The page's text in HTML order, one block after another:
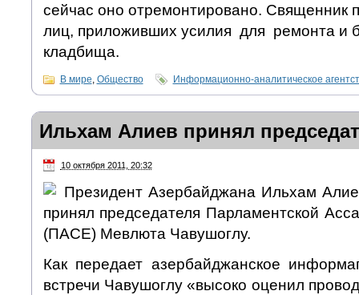
сейчас оно отремонтировано. Священник
лиц, приложивших усилия для ремонта и
кладбища.
В мире Общество Информационно-аналитическое
Ильхам Алиев принял
10 октября 2011, 20:32
Президент Азербайджана Ильхам
принял председателя Парламентской
(ПАСЕ) Мевлюта Чавушоглу.
Как передает азербайджанское
встречи Чавушоглу «высоко оценил